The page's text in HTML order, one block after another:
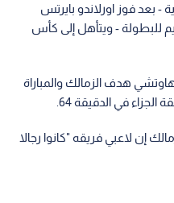
- بعد فوز اورلاندو بايرتس
القديم للبطولة - ويتأهل إلى كأس
هدف الزمالك والمباراة
في الدقيقة 64.
إن لاعبي فريقه "كانوا رجالا